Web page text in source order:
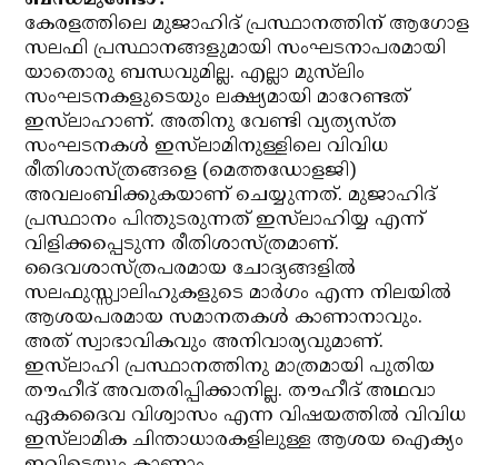
കേരളത്തിലെ മുജാഹിദ് പ്രസ്ഥാനത്തിന് ആഗോള
സലഫി പ്രസ്ഥാനങ്ങളുമായി സംഘടനാപരമായി
യാതൊരു ബന്ധവുമില്ല. എല്ലാ മുസ്‌ലിം
സംഘടനകളുടെയും ലക്ഷ്യമായി മാറേണ്ടത്
ഇസ്‌ലാഹാണ്. അതിനു വേണ്ടി വ്യത്യസ്ത
സംഘടനകള്‍ ഇസ്‌ലാമിനുള്ളിലെ വിവിധ
രീതിശാസ്ത്രങ്ങളെ (മെത്തഡോളജി)
അവലംബിക്കുകയാണ് ചെയ്യുന്നത്. മുജാഹിദ്
പ്രസ്ഥാനം പിന്തുടരുന്നത് ഇസ്‌ലാഹിയ്യ എന്ന്
വിളിക്കപ്പെടുന്ന രീതിശാസ്ത്രമാണ്.
ദൈവശാസ്ത്രപരമായ ചോദ്യങ്ങളില്‍
സലഫുസ്സ്വാലിഹുകളുടെ മാര്‍ഗം എന്ന നിലയില്‍
ആശയപരമായ സമാനതകള്‍ കാണാനാവും.
അത് സ്വാഭാവികവും അനിവാര്യവുമാണ്.
ഇസ്‌ലാഹി പ്രസ്ഥാനത്തിനു മാത്രമായി പുതിയ
തൗഹീദ് അവതരിപ്പിക്കാനില്ല. തൗഹീദ് അഥവാ
ഏകദൈവ വിശ്വാസം എന്ന വിഷയത്തില്‍ വിവിധ
ഇസ്‌ലാമിക ചിന്താധാരകളിലുള്ള ആശയ ഐക്യം